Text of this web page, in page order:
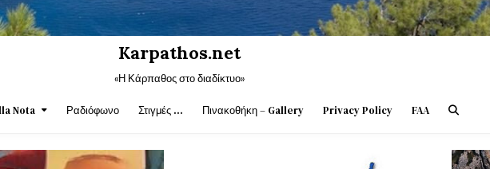
Karpathos.net
«Η Κάρπαθος στο διαδίκτυο»
Nota Ραδιόφωνο Στιγμές … Πινακοθήκη – Gallery Privacy Policy FAA